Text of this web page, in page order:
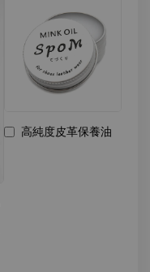
高純度皮革保養油